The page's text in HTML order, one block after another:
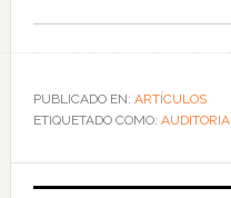
PUBLICADO EN: ARTÍCULOS
ETIQUETADO COMO: AUDITORIA